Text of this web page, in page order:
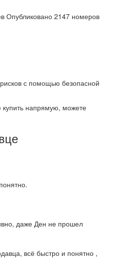
Опубликовано 2147 номеров
с помощью безопасной
купить напрямую, можете
даже Ден не прошел
всё быстро и понятно ,